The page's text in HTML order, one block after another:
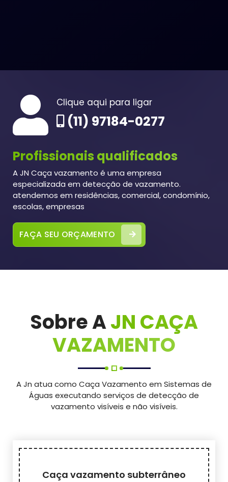
Clique aqui para ligar
(11) 97184-0277
Profissionais qualificados
A JN Caça vazamento é uma empresa
especializada em detecção de vazamento.
atendemos em residências, comercial, condomínio,
escolas, empresas
FAÇA SEU ORÇAMENTO
Sobre AJN CAÇA
VAZAMENTO
A Jn atua como Caça Vazamento em Sistemas de
Águas executando serviços de detecção de
vazamento visíveis e não visíveis.
Caça vazamento subterrâneo